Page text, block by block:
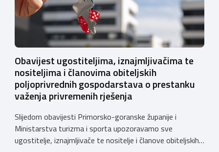
Obavijest ugostiteljima, iznajmljivačima te
nositeljima i članovima obiteljskih
poljoprivrednih gospodarstava o prestanku
važenja privremenih rješenja
Slijedom obavijesti Primorsko-goranske županije i
Ministarstva turizma i sporta upozoravamo sve
ugostitelje, iznajmljivače te nositelje i članove obiteljskih